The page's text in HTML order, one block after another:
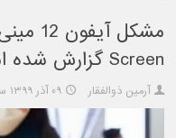
Screen گزارش شده است
آرمین ذوالفقار ۰۹ آذر ۱۳۹۹ ساعت ۱۵:۲۶